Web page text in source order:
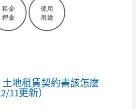
土地租賃契約書該怎麼
11更新）